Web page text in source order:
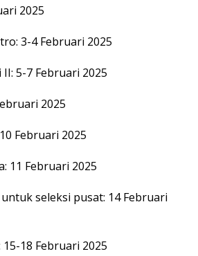
2025
3-4 Februari 2025
5-7 Februari 2025
2025
Februari 2025
11 Februari 2025
seleksi pusat: 14 Februari
18 Februari 2025